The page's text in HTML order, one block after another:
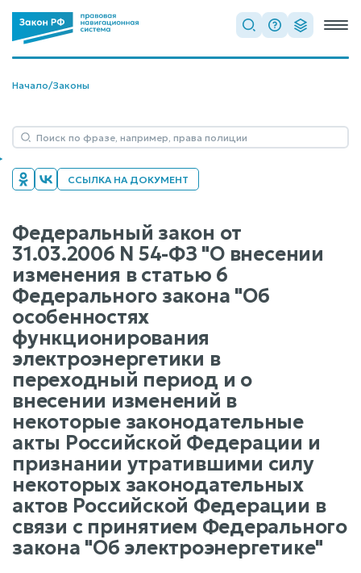
Начало/Законы
ССЫЛКА НА ДОКУМЕНТ
Федеральный закон от
31.03.2006 N 54-ФЗ "О внесении
изменения в статью 6
Федерального закона "Об
особенностях
функционирования
электроэнергетики в
переходный период и о
внесении изменений в
некоторые законодательные
акты Российской Федерации и
признании утратившими силу
некоторых законодательных
актов Российской Федерации в
связи с принятием Федерального
закона "Об электроэнергетике"